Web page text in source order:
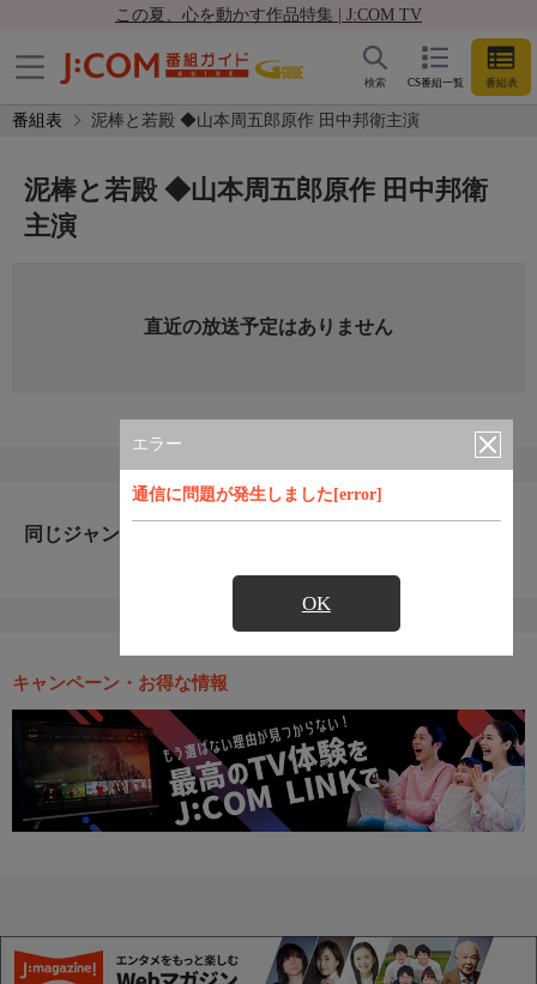
この夏、心を動かす作品特集 | J:COM TV
CS番組一覧 番組表
検索
番組表 泥棒と若殿 ◆山本周五郎原作 田中邦衛主演
エラー
通信に問題が発生しました[error]
OK
泥棒と若殿 ◆山本周五郎原作 田中邦衛
主演
直近の放送予定はありません
同じジャンルのおすすめ番組
キャンペーン・お得な情報